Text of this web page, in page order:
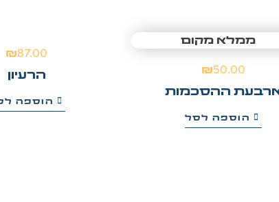
₪50.00
ההסכמות
הוספה לסל
₪87.00
הרעיון
הוספה